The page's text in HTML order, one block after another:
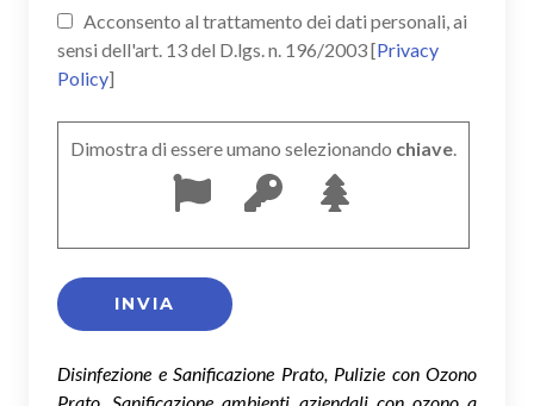
Acconsento al trattamento dei dati personali, ai
sensi dell'art. 13 del D.lgs. n. 196/2003 [Privacy
Policy]
Dimostra di essere umano selezionando chiave.
Disinfezione e Sanificazione Prato, Pulizie con Ozono